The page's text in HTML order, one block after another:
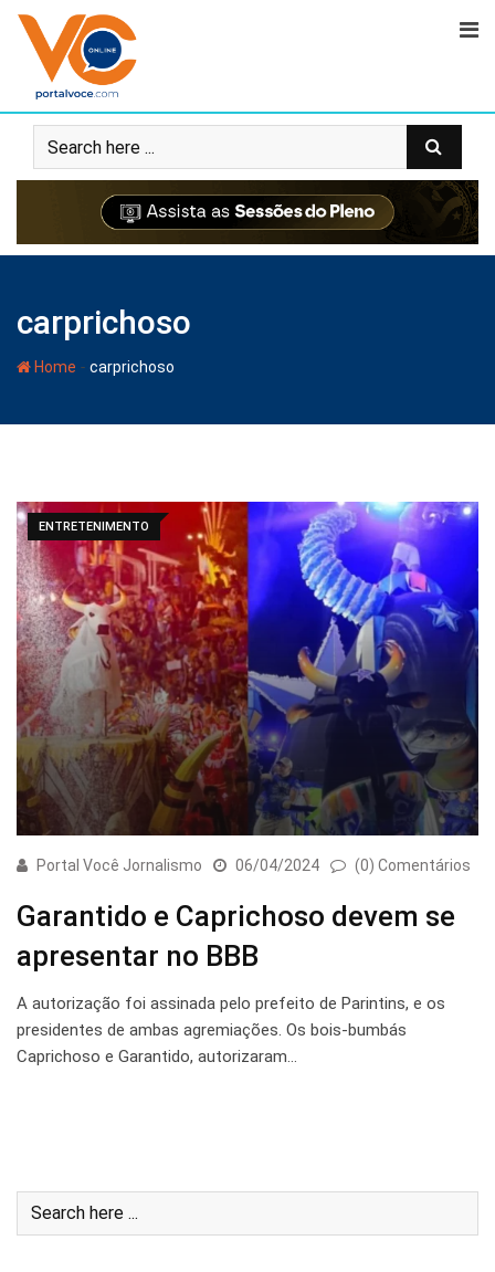
carprichoso
Home - carprichoso
ENTRETENIMENTO
Portal Você Jornalismo 06/04/2024 (0) Comentários
Garantido e Caprichoso devem se
apresentar no BBB
A autorização foi assinada pelo prefeito de Parintins, e os
presidentes de ambas agremiações. Os bois-bumbás
Caprichoso e Garantido, autorizaram…